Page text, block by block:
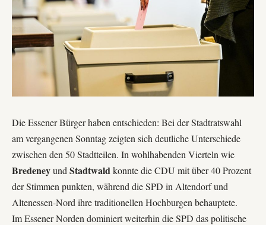
Die Essener Bürger haben entschieden: Bei der Stadtratswahl
am vergangenen Sonntag zeigten sich deutliche Unterschiede
zwischen den 50 Stadtteilen. In wohlhabenden Vierteln wie
Bredeneyund Stadtwaldkonnte die CDU mit über 40 Prozent
der Stimmen punkten, während die SPD in Altendorf und
Altenessen-Nord ihre traditionellen Hochburgen behauptete.
Im Essener Norden dominiert weiterhin die SPD das politische